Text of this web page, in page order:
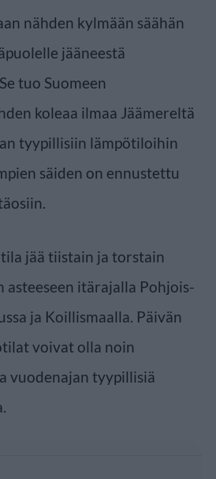
nähden kylmään säähän
jääneestä
tuo Suomeen
koleaa ilmaa Jäämereltä
tyypillisiin lämpötiloihin
säiden on ennustettu
jää tiistain ja torstain
itärajalla Pohjois-
ja Koillismaalla. Päivän
voivat olla noin
vuodenajan tyypillisiä